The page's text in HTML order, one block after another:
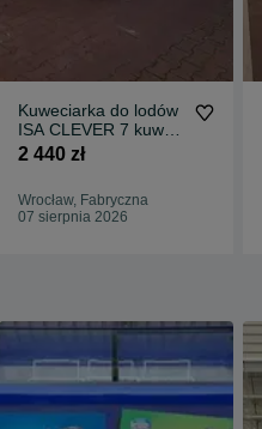
Kuweciarka do lodów
ISA CLEVER 7 kuwet
konserwator witryna
zamrażarka na lody
gałkowe
2 440 zł
Wrocław, Fabryczna
07 sierpnia 2026